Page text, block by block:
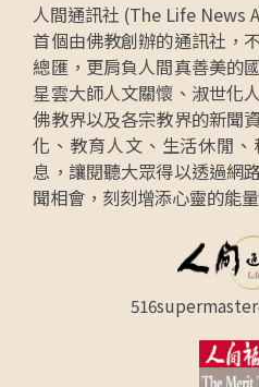
人間通訊社 (The Life News
首個由佛教創辦的通訊社，
總匯，更肩負人間真善美的
星雲大師人文關懷、淑世化
佛教界以及各宗教界的新聞
化、教育人文、生活休閒
息，讓閱聽大眾得以透過網
聞相會，刻刻增添心靈的能